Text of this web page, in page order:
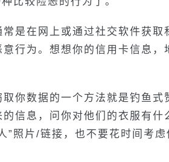
是在网上或通过社交软件获取
行为。想想你的信用卡信息，
你数据的一个方法就是钓鱼式
信息，问你对他们的衣服有什
”照片/链接，也不要花时间考